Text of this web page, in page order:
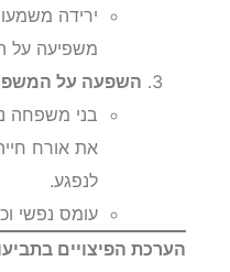
ירידה
משפיעה על
השפעה על
בני משפחה
את אורח
לנפגע.
עומס נפשי
הערכת הפיצויים